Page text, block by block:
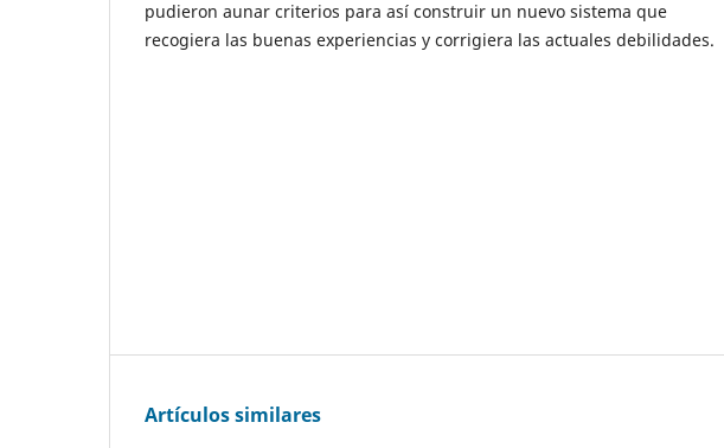
pudieron aunar criterios para así construir un nuevo sistema que
recogiera las buenas experiencias y corrigiera las actuales debilidades.
Artículos similares